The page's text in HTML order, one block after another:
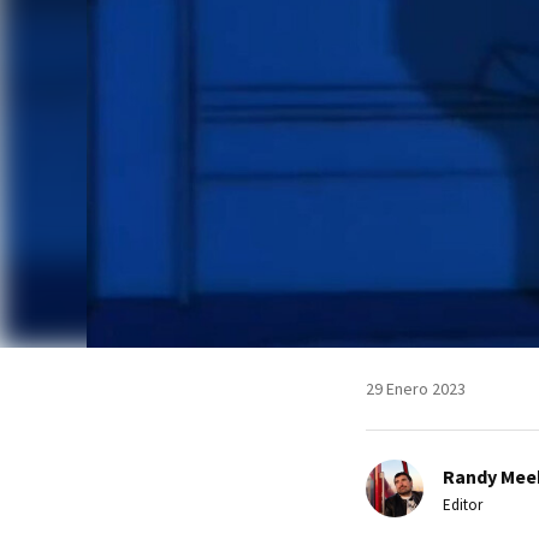
29 Enero 2023
Randy
Editor